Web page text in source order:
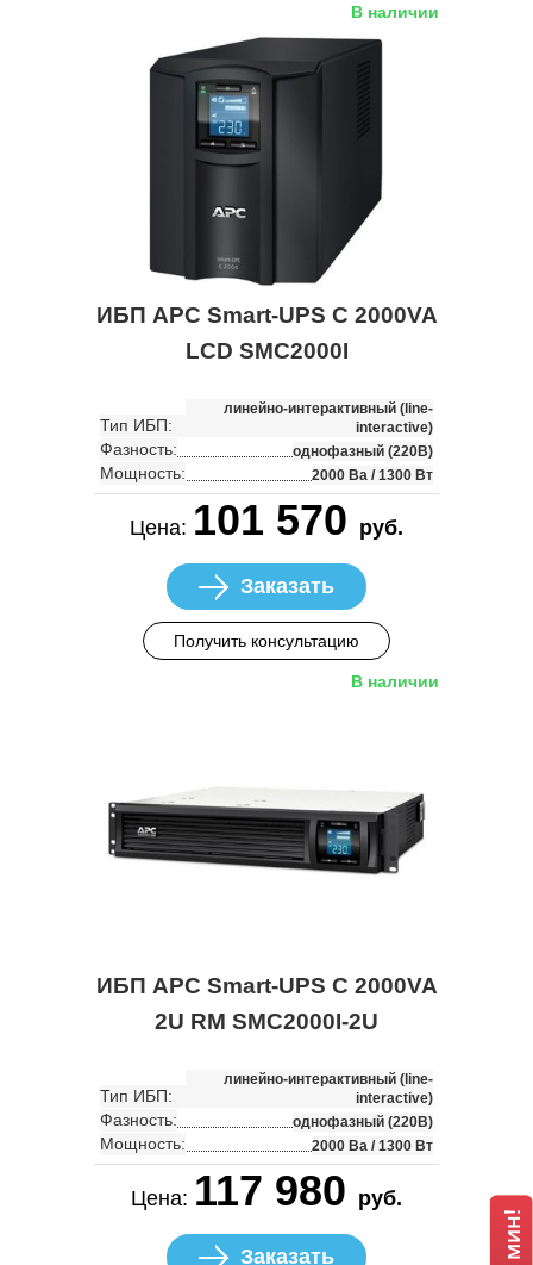
В наличии
ИБП APC Smart-UPS C 2000VA
LCD SMC2000I
Тип ИБП:
линейно-интерактивный (line-
interactive)
Фазность: однофазный (220В)
Мощность: 2000 Ва / 1300 Вт
Цена: 101 570 руб.
Заказать
Получить консультацию
В наличии
ИБП APC Smart-UPS C 2000VA
2U RM SMC2000I-2U
Тип ИБП:
линейно-интерактивный (line-
interactive)
Фазность: однофазный (220В)
Мощность: 2000 Ва / 1300 Вт
Цена: 117 980 руб.
Заказать